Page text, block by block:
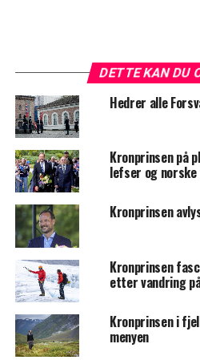
DETTE KAN DU
Hedrer alle
Kronprinsen på
lefser og
Kronprinsen
Kronprinsen
etter vandring
Kronprinsen i
menyen